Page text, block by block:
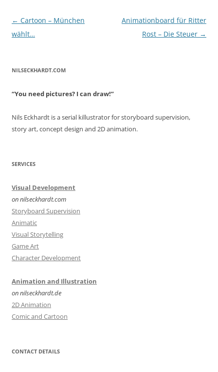
Post
navigation
← Cartoon – München
wählt…
Animationboard für Ritter
Rost – Die Steuer →
NILSECKHARDT.COM
“You need pictures? I can draw!”
Nils Eckhardt is a serial killustrator for storyboard supervision,
story art, concept design and 2D animation.
SERVICES
Visual Development
on nilseckhardt.com
Storyboard Supervision
Animatic
Visual Storytelling
Game Art
Character Development
Animation and Illustration
on nilseckhardt.de
2D Animation
Comic and Cartoon
CONTACT DETAILS